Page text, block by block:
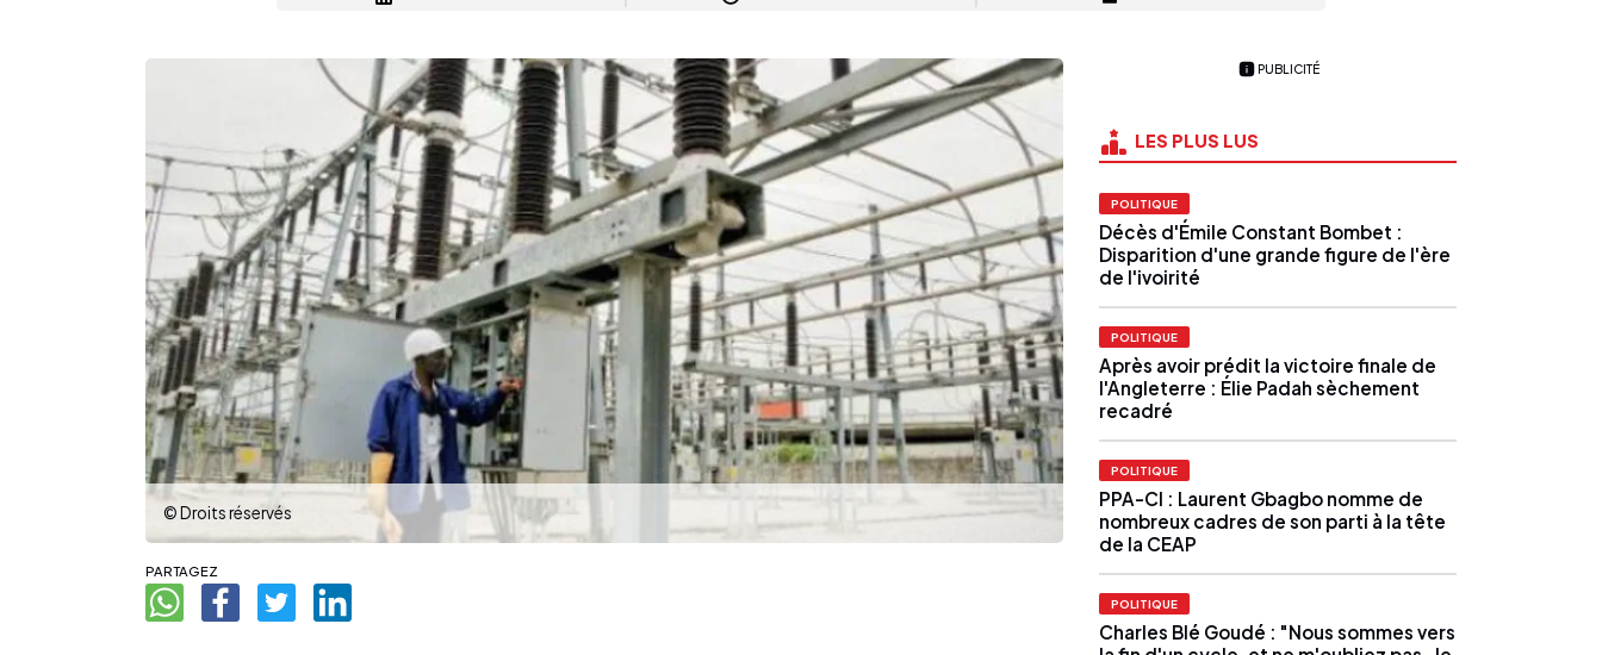
© Droits réservés
PARTAGEZ
PUBLICITÉ
LES PLUS LUS
POLITIQUE
Décès d'Émile Constant Bombet :
Disparition d'une grande figure de l'ère
de l'ivoirité
POLITIQUE
Après avoir prédit la victoire finale de
l'Angleterre : Élie Padah sèchement
recadré
POLITIQUE
PPA-CI : Laurent Gbagbo nomme de
nombreux cadres de son parti à la tête
de la CEAP
POLITIQUE
Charles Blé Goudé : "Nous sommes vers